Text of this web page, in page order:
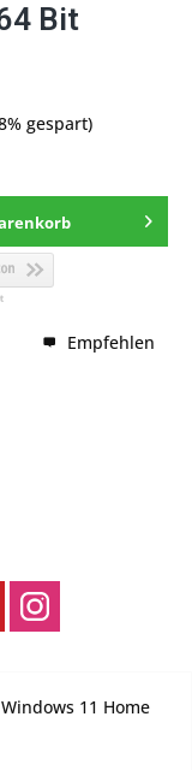
Bit
gespart)
Empfehlen
11 Home